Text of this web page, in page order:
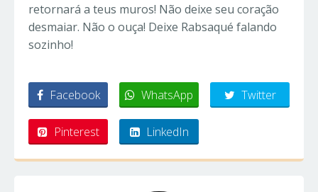
retornará a teus muros! Não deixe seu coração
desmaiar. Não o ouça! Deixe Rabsaqué falando
sozinho!
Facebook WhatsApp Twitter
Pinterest LinkedIn